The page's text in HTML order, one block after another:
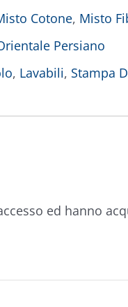
Cotone, Misto
Persiano
, Lavabili, Stampa
ed hanno